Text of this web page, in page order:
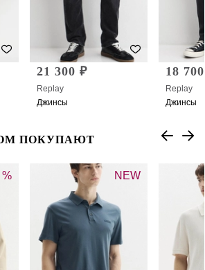
21 300 ₽
Replay
Джинсы
18
Replay
Джинсы
ПОКУПАЮТ
% NEW